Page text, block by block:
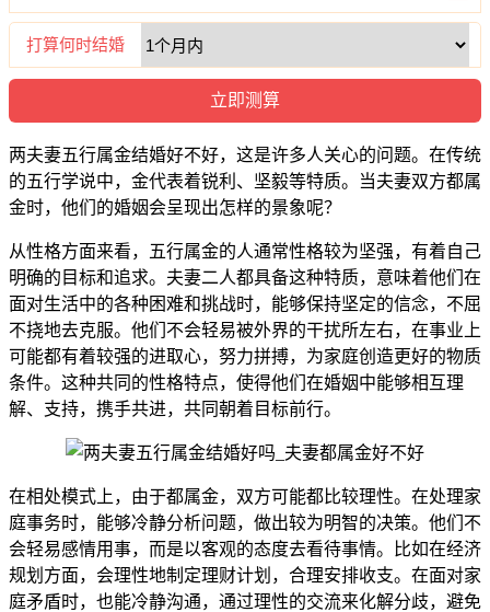
打算何时结婚
两夫妻五行属金结婚好不好，这是许多人关心的问题。在传统
的五行学说中，金代表着锐利、坚毅等特质。当夫妻双方都属
金时，他们的婚姻会呈现出怎样的景象呢？
从性格方面来看，五行属金的人通常性格较为坚强，有着自己
明确的目标和追求。夫妻二人都具备这种特质，意味着他们在
面对生活中的各种困难和挑战时，能够保持坚定的信念，不屈
不挠地去克服。他们不会轻易被外界的干扰所左右，在事业上
可能都有着较强的进取心，努力拼搏，为家庭创造更好的物质
条件。这种共同的性格特点，使得他们在婚姻中能够相互理
解、支持，携手共进，共同朝着目标前行。
在相处模式上，由于都属金，双方可能都比较理性。在处理家
庭事务时，能够冷静分析问题，做出较为明智的决策。他们不
会轻易感情用事，而是以客观的态度去看待事情。比如在经济
规划方面，会理性地制定理财计划，合理安排收支。在面对家
庭矛盾时，也能冷静沟通，通过理性的交流来化解分歧，避免